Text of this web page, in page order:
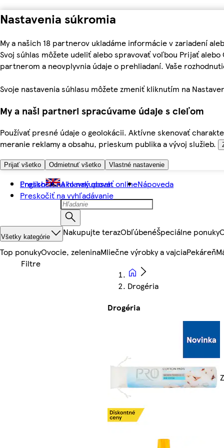
Nastavenia súkromia
My a našich 18 partnerov ukladáme informácie v zariadení
Svoj súhlas môžete udeliť alebo spravovať voľbou Prijať
partnerom a neovplyvnia údaje o prehliadaní. Vaše
Svoje nastavenia súhlasu môžete zmeniť kliknutím na
My a naši partneri spracúvame údaje s cieľom
Používať presné údaje o geolokácii. Aktívne skenovať
meranie reklamy a obsahu, prieskum publika a vývoj služieb.
Prijať všetko Odmietnuť všetko Vlastné nastavenie
Preskočiť na hlavný obsah
Preskočiť na vyhľadávanie
English Ako nakupovať onlineNápoveda
Všetky kategórie Nakupujte terazObľúbenéŠpeciálne ponuky
Top ponukyOvocie, zeleninaMliečne výrobky a vajciaPekáreň
Drogéria
Drogéria